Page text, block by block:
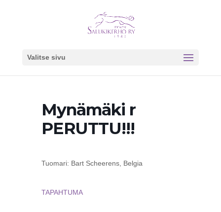
Valitse sivu
Mynämäki r
PERUTTU!!!
Tuomari: Bart Scheerens, Belgia
TAPAHTUMA